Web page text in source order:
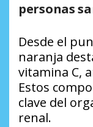
personas
Desde el
naranja
vitamina C,
Estos
clave del
renal.